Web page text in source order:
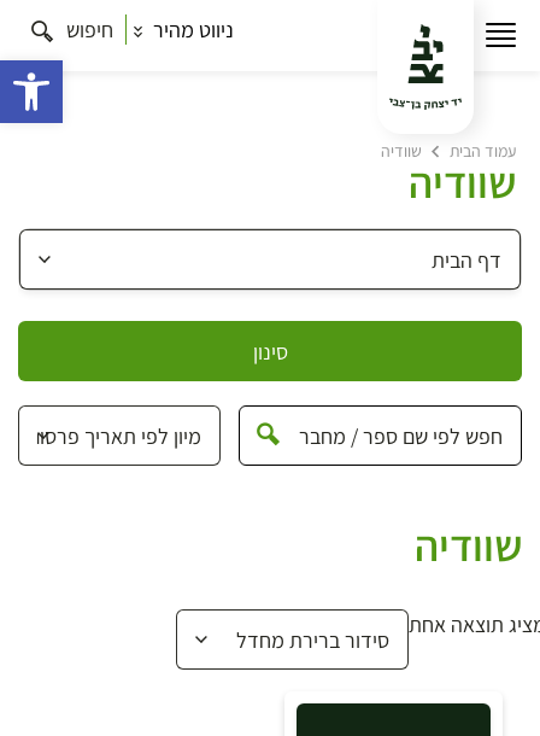
ניווט מהיר חיפוש
עמוד הבית שוודיה
שוודיה
סינון
שוודיה
תוצאה אחת